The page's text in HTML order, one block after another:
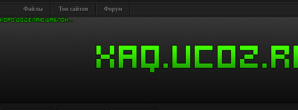
Файлы Топ сайтов Форум